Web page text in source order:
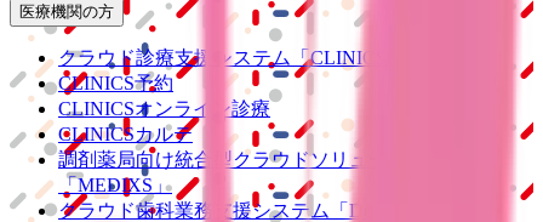
医療機関の方
クラウド診療支援システム
「CLINICS」
CLINICS予約
CLINICSオンライン診療
CLINICSカルテ
調剤薬局向け統合型クラウドソリューション
「MEDIXS」
クラウド歯科業務
支援システム
「Dentis」